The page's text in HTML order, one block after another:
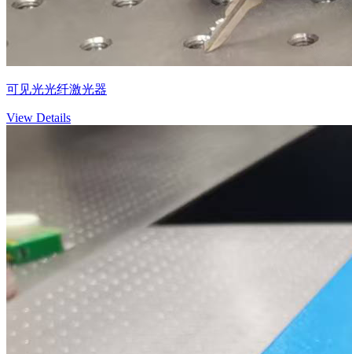
可见光光纤激光器
View Details